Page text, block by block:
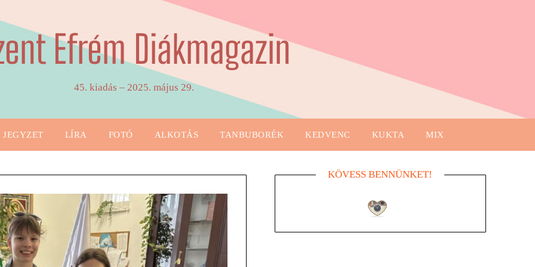
Efrém Diákmagazin
45. kiadás – 2025. május 29.
JEGYZET LÍRA FOTÓ ALKOTÁS TANBUBORÉK KEDVENC KUKTA MIX
KÖVESS BENNÜNKET!